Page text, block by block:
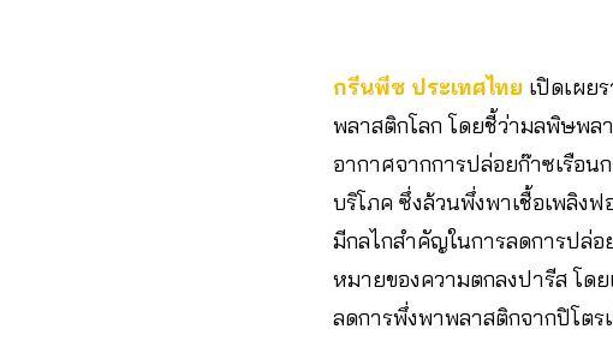
กรีนพีซ ประเทศไทย เปิดเผย
พลาสติกโลก โดยชี้ว่ามลพิษพ
อากาศจากการปล่อยก๊าซเรือน
บริโภค ซึ่งล้วนพึ่งพาเชื้อเพลิง
มีกลไกสำคัญในการลดการปล่อ
หมายของความตกลงปารีส โด
ลดการพึ่งพาพลาสติกจากปิโตร